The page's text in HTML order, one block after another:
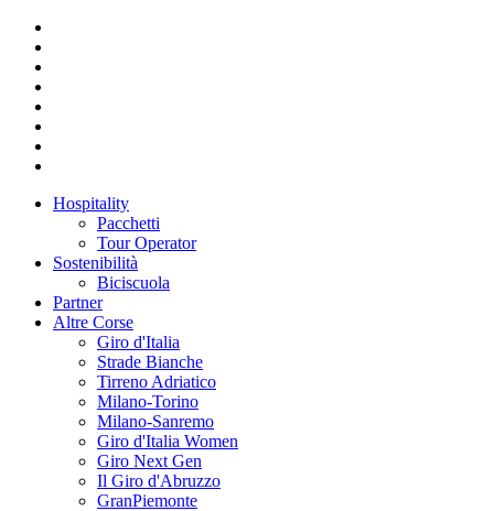
Hospitality
Pacchetti
Tour Operator
Sostenibilità
Biciscuola
Partner
Altre Corse
Giro d'Italia
Strade Bianche
Tirreno Adriatico
Milano-Torino
Milano-Sanremo
Giro d'Italia Women
Giro Next Gen
Il Giro d'Abruzzo
GranPiemonte